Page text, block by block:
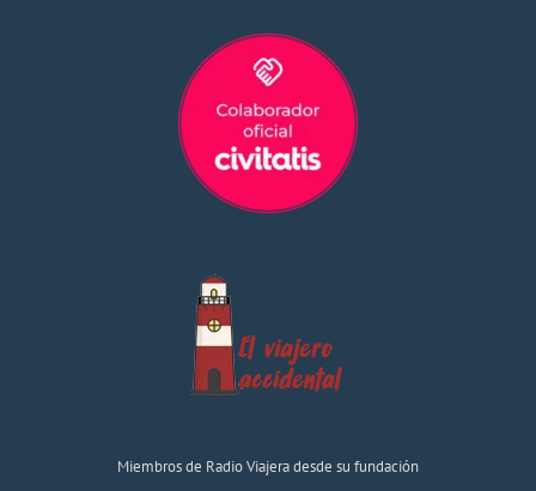
Miembros de Radio Viajera desde su fundación